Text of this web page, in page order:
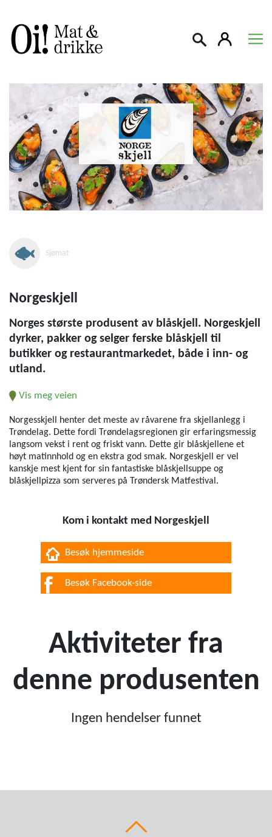
Søk
Sjømat
Norgeskjell
Norges største produsent av blåskjell. Norgeskjell
dyrker, pakker og selger ferske blåskjell til
butikker og restaurantmarkedet, både i inn- og
utland.
Vis meg veien
Norgesskjell henter det meste av råvarene fra skjellanlegg i
Trøndelag. Dette fordi Trøndelagsregionen gir erfaringsmessig
langsom vekst i rent og friskt vann. Dette gir blåskjellene et
høyt matinnhold og en ekstra god smak. Norgeskjell er vel
kanskje mest kjent for sin fantastiske blåskjellsuppe og
blåskjellpizza som serveres på Trøndersk Matfestival.
Kom i kontakt med Norgeskjell
Besøk hjemmeside
Besøk Facebook-side
Aktiviteter fra
denne produsenten
Ingen hendelser funnet